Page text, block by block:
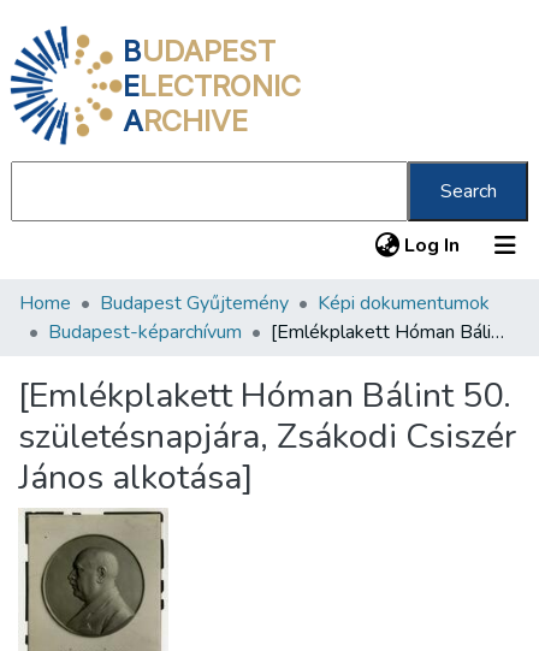
BUDAPEST
ELECTRONIC
ARCHIVE
Search
Log In (current)
Communities & Collections
Statistics
About us
Home Budapest Gyűjtemény
Képi dokumentumok
Budapest-képarchívum
[Emlékplakett Hóman Bálint 50. születésnapjára, Zsákodi Csiszér János alkotása]
[Emlékplakett Hóman Bálint 50.
születésnapjára, Zsákodi Csiszér
János alkotása]